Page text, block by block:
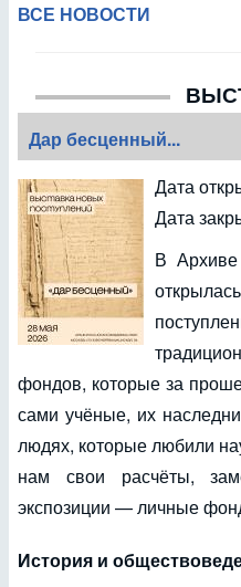
ВСЕ НОВОСТИ
Дар бесценный...
Дата
Дата
В Архиве
фондов, которые за
сами учёные, их
людях, которые любили
нам свои расчёты,
экспозиции — личные
История и